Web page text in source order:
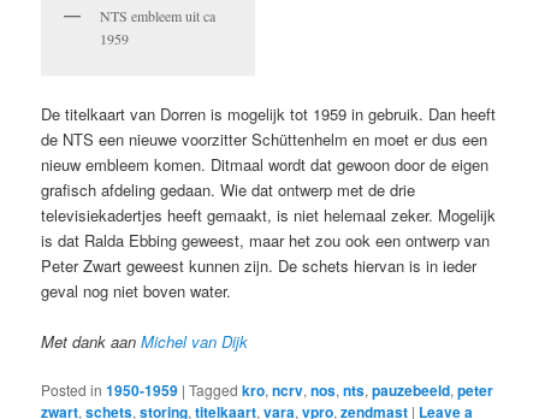
NTS embleem uit ca
1959
De titelkaart van Dorren is mogelijk tot 1959 in gebruik. Dan heeft
de NTS een nieuwe voorzitter Schüttenhelm en moet er dus een
nieuw embleem komen. Ditmaal wordt dat gewoon door de eigen
grafisch afdeling gedaan. Wie dat ontwerp met de drie
televisiekadertjes heeft gemaakt, is niet helemaal zeker. Mogelijk
is dat Ralda Ebbing geweest, maar het zou ook een ontwerp van
Peter Zwart geweest kunnen zijn. De schets hiervan is in ieder
geval nog niet boven water.
Met dank aanMichel van Dijk
Posted in 1950-1959 |Tagged kro,ncrv,nos,nts,pauzebeeld,peter
zwart,schets,storing,titelkaart,vara,vpro,zendmast | Leave a